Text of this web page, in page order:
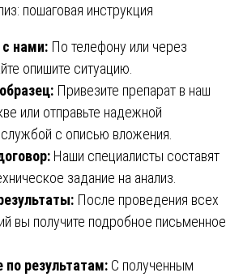
пошаговая инструкция
нами: По телефону или через
опишите ситуацию.
Привезите препарат в наш
или отправьте надежной
с описью вложения.
Наши специалисты составят
задание на анализ.
После проведения всех
вы получите подробное письменное
по результатам: С полученным